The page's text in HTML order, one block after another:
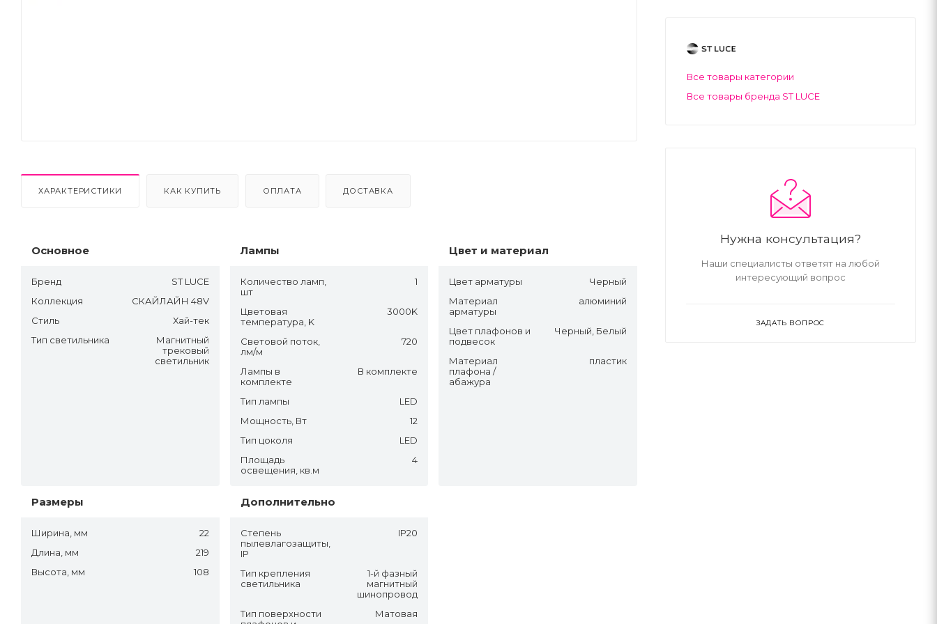
ХАРАКТЕРИСТИКИ КАК КУПИТЬ ОПЛАТА ДОСТАВКА
Основное
Бренд
ST LUCE
Коллекция
СКАЙЛАЙН 48V
Стиль
Хай-тек
Тип светильника
Магнитный
трековый
светильник
Лампы
Количество ламп,
шт
1
Цветовая
температура, K
3000K
Световой поток,
лм/м
720
Лампы в
комплекте
В комплекте
Тип лампы
LED
Мощность, Вт
12
Тип цоколя
LED
Площадь
освещения, кв.м
4
Цвет и материал
Цвет арматуры
Черный
Материал
арматуры
алюминий
Цвет плафонов и
подвесок
Черный, Белый
Материал
плафона /
абажура
пластик
Размеры
Ширина, мм
22
Длина, мм
219
Высота, мм
108
Дополнительно
Степень
пылевлагозащиты,
IP
IP20
Тип крепления
светильника
1-й фазный
магнитный
шинопровод
Тип поверхности
Матовая
Все товары категории
Все товары бренда ST LUCE
Нужна консультация?
Наши специалисты ответят на любой
интересующий вопрос
ЗАДАТЬ ВОПРОС